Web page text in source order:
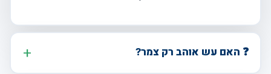
❓ האם עש אוהב רק צמר?